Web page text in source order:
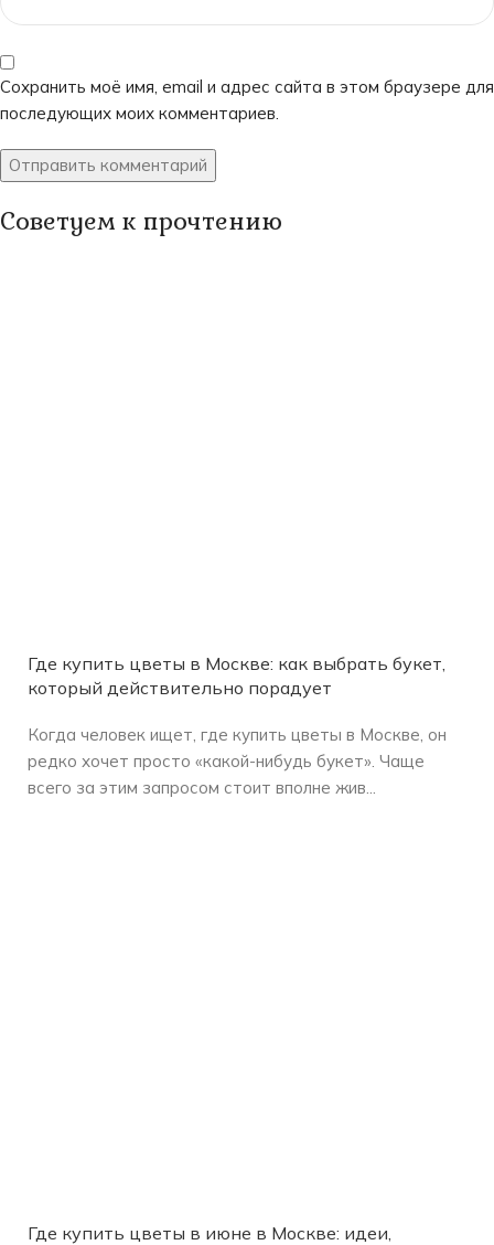
Сохранить моё имя, email и адрес сайта в этом браузере для
последующих моих комментариев.
Советуем к прочтению
Где купить цветы в Москве: как выбрать букет,
который действительно порадует
Когда человек ищет, где купить цветы в Москве, он
редко хочет просто «какой-нибудь букет». Чаще
всего за этим запросом стоит вполне жив...
Где купить цветы в июне в Москве: идеи,